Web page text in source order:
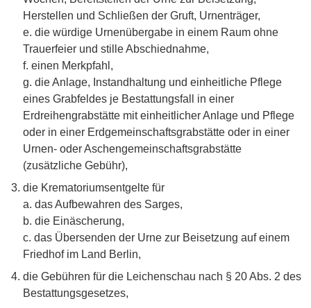
Herstellen und Schließen der Gruft, Urnenträger,
e. die würdige Urnenübergabe in einem Raum ohne
Trauerfeier und stille Abschiednahme,
f. einen Merkpfahl,
g. die Anlage, Instandhaltung und einheitliche Pflege
eines Grabfeldes je Bestattungsfall in einer
Erdreihengrabstätte mit einheitlicher Anlage und Pflege
oder in einer Erdgemeinschaftsgrabstätte oder in einer
Urnen- oder Aschengemeinschaftsgrabstätte
(zusätzliche Gebühr),
die Krematoriumsentgelte für
a. das Aufbewahren des Sarges,
b. die Einäscherung,
c. das Übersenden der Urne zur Beisetzung auf einem
Friedhof im Land Berlin,
die Gebühren für die Leichenschau nach § 20 Abs. 2 des
Bestattungsgesetzes,